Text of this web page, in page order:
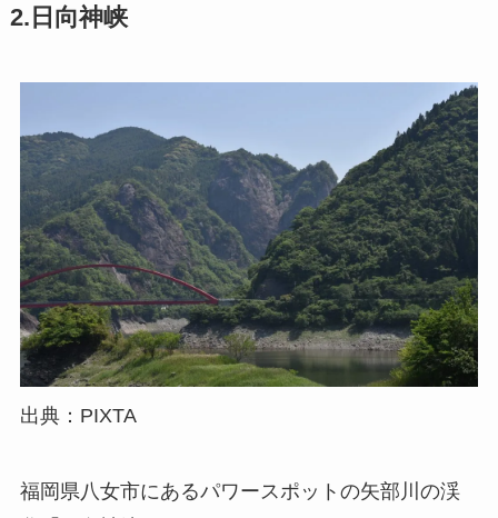
2.日向神峡
出典：PIXTA
福岡県八女市にあるパワースポットの矢部川の渓